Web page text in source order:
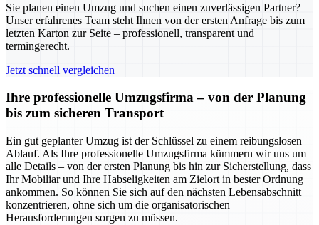
Sie planen einen Umzug und suchen einen zuverlässigen Partner?
Unser erfahrenes Team steht Ihnen von der ersten Anfrage bis zum
letzten Karton zur Seite – professionell, transparent und
termingerecht.
Jetzt schnell vergleichen
Ihre professionelle Umzugsfirma – von der Planung
bis zum sicheren Transport
Ein gut geplanter Umzug ist der Schlüssel zu einem reibungslosen
Ablauf. Als Ihre professionelle Umzugsfirma kümmern wir uns um
alle Details – von der ersten Planung bis hin zur Sicherstellung, dass
Ihr Mobiliar und Ihre Habseligkeiten am Zielort in bester Ordnung
ankommen. So können Sie sich auf den nächsten Lebensabschnitt
konzentrieren, ohne sich um die organisatorischen
Herausforderungen sorgen zu müssen.